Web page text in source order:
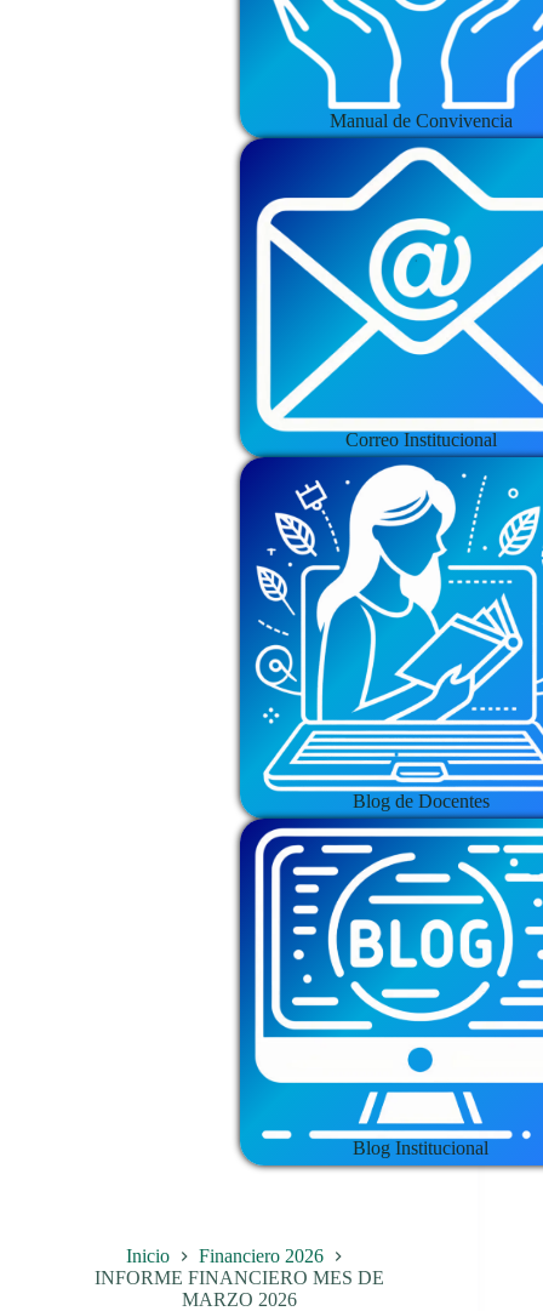
Manual de Convivencia
Correo Institucional
Blog de Docentes
Blog Institucional
Inicio
Financiero 2026
INFORME FINANCIERO MES DE
MARZO 2026